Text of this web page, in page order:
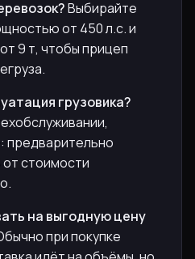
Выбирайте
от 450 л.с. и
9 т, чтобы прицеп
грузовика?
предварительно
от стоимости
на выгодную цену
при покупке